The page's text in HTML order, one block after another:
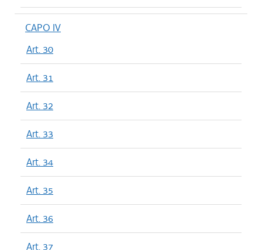
CAPO IV
Art. 30
Art. 31
Art. 32
Art. 33
Art. 34
Art. 35
Art. 36
Art. 37